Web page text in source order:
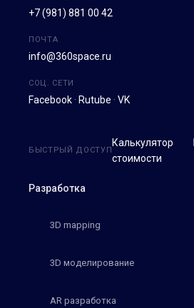
+7 (981) 881 00 42
ПОЧТА
info@360space.ru
СОЦ. СЕТИ
Facebook · Rutube · VK
Разработка
3D mapping
3D моделирование
AR разработка
БЫСТРЫЙ ДОСТУП
Калькулятор
стоимости